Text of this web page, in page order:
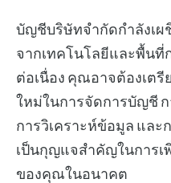
บัญชีบริษัทจำกัดกำลังเผ
จากเทคโนโลยีและพื้น
ต่อเนื่อง คุณอาจต้องเต
ใหม่ในการจัดการบัญชี
การวิเคราะห์ข้อมูล แล
เป็นกุญแจสำคัญในการ
ของคุณในอนาคต